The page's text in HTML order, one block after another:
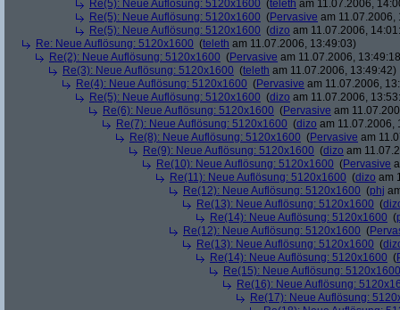
Re(5): Neue Auflösung: 5120x1600 (teleth am 11.07.2006,
Re(5): Neue Auflösung: 5120x1600 (Pervasive am 11.07.2006,
Re(5): Neue Auflösung: 5120x1600 (dizo am 11.07.2006,
Re: Neue Auflösung: 5120x1600 (teleth am 11.07.2006, 13:49:03)
Re(2): Neue Auflösung: 5120x1600 (Pervasive am 11.07.2006,
Re(3): Neue Auflösung: 5120x1600 (teleth am 11.07.2006, 13:49:42)
Re(4): Neue Auflösung: 5120x1600 (Pervasive am 11.07.2006,
Re(5): Neue Auflösung: 5120x1600 (dizo am 11.07.2006,
Re(6): Neue Auflösung: 5120x1600 (Pervasive am
Re(7): Neue Auflösung: 5120x1600 (dizo am 11.07.2006,
Re(8): Neue Auflösung: 5120x1600 (Pervasive am
Re(9): Neue Auflösung: 5120x1600 (dizo am
Re(10): Neue Auflösung: 5120x1600 (Pervasive
Re(11): Neue Auflösung: 5120x1600 (dizo am
Re(12): Neue Auflösung: 5120x1600 (phj
Re(13): Neue Auflösung: 5120x1600 (
Re(14): Neue Auflösung: 5120x1600 (
Re(12): Neue Auflösung: 5120x1600 (
Re(13): Neue Auflösung: 5120x1600 (
Re(14): Neue Auflösung: 5120x1600 (
Re(15): Neue Auflösung: 5120x1600
Re(16): Neue Auflösung:
Re(17): Neue Auflösung: